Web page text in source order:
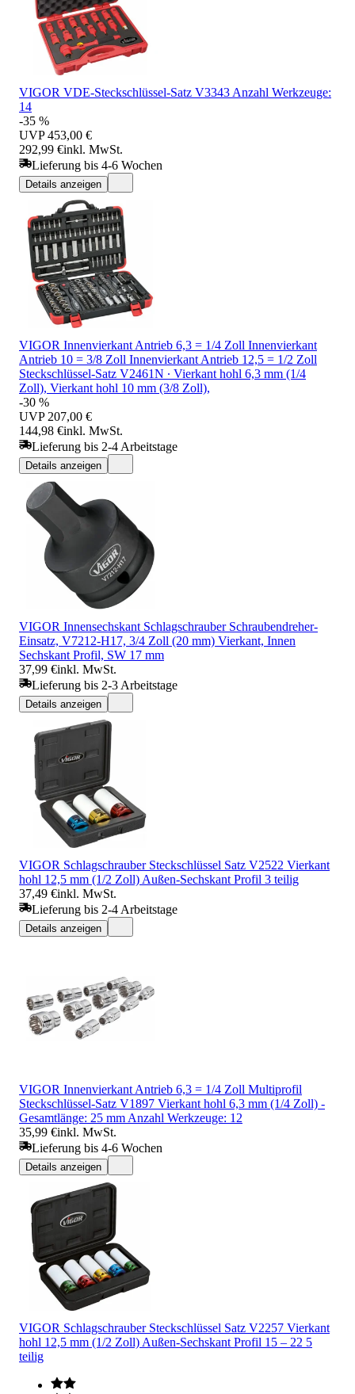
VIGOR VDE-Steckschlüssel-Satz V3343 Anzahl Werkzeuge:
14
-35 %
UVP 453,00 €
292,99 €inkl. MwSt.
Lieferung bis 4-6 Wochen
Details anzeigen
VIGOR Innenvierkant Antrieb 6,3 = 1/4 Zoll Innenvierkant
Antrieb 10 = 3/8 Zoll Innenvierkant Antrieb 12,5 = 1/2 Zoll
Steckschlüssel-Satz V2461N ∙ Vierkant hohl 6,3 mm (1/4
Zoll), Vierkant hohl 10 mm (3/8 Zoll),
-30 %
UVP 207,00 €
144,98 €inkl. MwSt.
Lieferung bis 2-4 Arbeitstage
Details anzeigen
VIGOR Innensechskant Schlagschrauber Schraubendreher-
Einsatz, V7212-H17, 3/4 Zoll (20 mm) Vierkant, Innen
Sechskant Profil, SW 17 mm
37,99 €inkl. MwSt.
Lieferung bis 2-3 Arbeitstage
Details anzeigen
VIGOR Schlagschrauber Steckschlüssel Satz V2522 Vierkant
hohl 12,5 mm (1/2 Zoll) Außen-Sechskant Profil 3 teilig
37,49 €inkl. MwSt.
Lieferung bis 2-4 Arbeitstage
Details anzeigen
VIGOR Innenvierkant Antrieb 6,3 = 1/4 Zoll Multiprofil
Steckschlüssel-Satz V1897 Vierkant hohl 6,3 mm (1/4 Zoll) -
Gesamtlänge: 25 mm Anzahl Werkzeuge: 12
35,99 €inkl. MwSt.
Lieferung bis 4-6 Wochen
Details anzeigen
VIGOR Schlagschrauber Steckschlüssel Satz V2257 Vierkant
hohl 12,5 mm (1/2 Zoll) Außen-Sechskant Profil 15 – 22 5
teilig